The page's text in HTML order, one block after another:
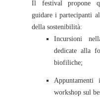
Il festival propone
guidare i partecipanti
della sostenibilità:
Incursioni
dedicate alla
biofiliche;
workshop sul